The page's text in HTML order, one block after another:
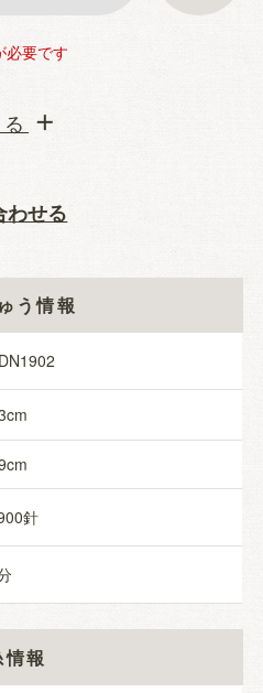
必要です
わせる
う情報
情報